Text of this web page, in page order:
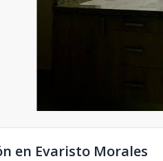
en Evaristo Morales